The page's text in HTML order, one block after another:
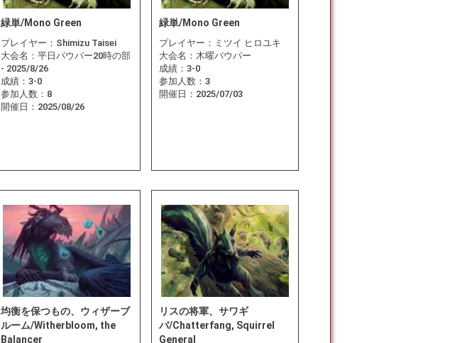
緑単/Mono Green
プレイヤー： Shimizu Taisei
大会名： 平日パウパー20時の部
- 2025/8/26
成績： 3-0
参加人数： 8
開催日： 2025/08/26
緑単/Mono Green
プレイヤー： ミツイ ヒロユキ
大会名： 木曜パウパー
成績： 3-0
参加人数： 3
開催日： 2025/07/03
均衡を保つもの、ウィザーブ
ルーム/Witherbloom, the
Balancer
リスの将軍、サワギ
バ/Chatterfang, Squirrel
General